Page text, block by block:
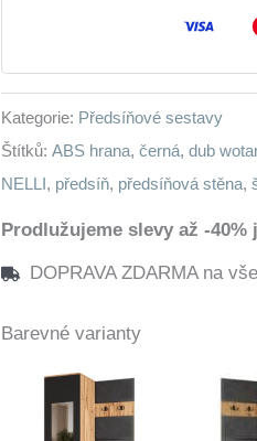
wotan
/
černá
levá
množství
Kategorie: Předsíňové sestavy
Štítků: ABS hrana, černá, dub
NELLI, předsíň, předsíňová stěna,
Prodlužujeme slevy až -40%
DOPRAVA ZDARMA na
Barevné varianty